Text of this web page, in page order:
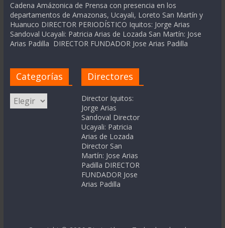
Cadena Amázonica de Prensa con presencia en los
departamentos de Amazonas, Ucayali, Loreto San Martín y
Huanuco DIRECTOR PERIODÍSTICO Iquitos: Jorge Arias
Sandoval Ucayali: Patricia Arias de Lozada San Martín: Jose
Arias Padilla DIRECTOR FUNDADOR Jose Arias Padilla
Categorías
Categorías
Directores
Director Iquitos:
Jorge Arias
Sandoval Director
Ucayali: Patricia
Arias de Lozada
Director San
Martín: Jose Arias
Padilla DIRECTOR
FUNDADOR Jose
Arias Padilla